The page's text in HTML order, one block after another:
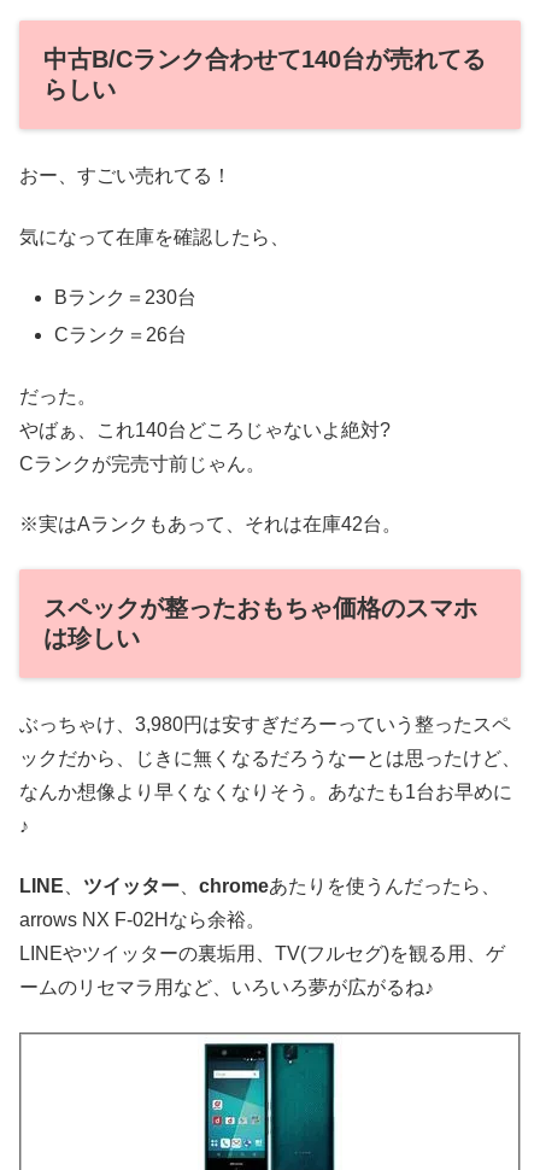
中古B/Cランク合わせて140台が売れてる
らしい
おー、すごい売れてる！
気になって在庫を確認したら、
Bランク＝230台
Cランク＝26台
だった。
やばぁ、これ140台どころじゃないよ絶対?
Cランクが完売寸前じゃん。
※実はAランクもあって、それは在庫42台。
スペックが整ったおもちゃ価格のスマホ
は珍しい
ぶっちゃけ、3,980円は安すぎだろーっていう整ったスペ
ックだから、じきに無くなるだろうなーとは思ったけど、
なんか想像より早くなくなりそう。あなたも1台お早めに
♪
LINE ツイッター chromeあたりを使うんだったら、
arrows NX F-02Hなら余裕。
LINEやツイッターの裏垢用、TV(フルセグ)を観る用、ゲ
ームのリセマラ用など、いろいろ夢が広がるね♪